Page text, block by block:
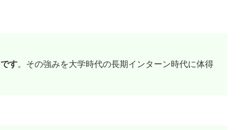
です。その強みを大学時代の長期インターン時代に体得